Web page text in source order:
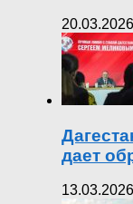
дает